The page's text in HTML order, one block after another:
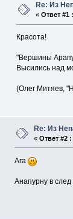
Re: Из
«Ответ #1 :
Красота!
"Вершины
Высились над
(Олег Митяев,
Re: Из
«Ответ #2 :
Ага
Анапурну в след